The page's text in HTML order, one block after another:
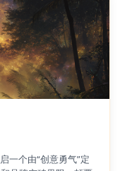
一个由“创意勇气”定